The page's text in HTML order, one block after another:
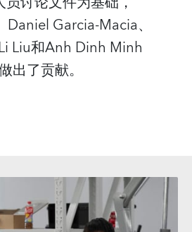
Garcia-Macia、
Liu和Anh Dinh Minh
出了贡献。